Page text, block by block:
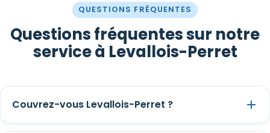
QUESTIONS FRÉQUENTES
Questions fréquentes sur notre
service à Levallois-Perret
Couvrez-vous Levallois-Perret ?